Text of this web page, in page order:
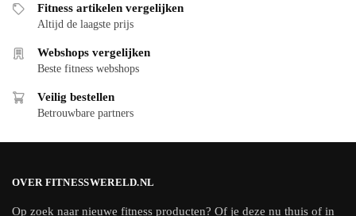
Fitness artikelen vergelijken
Altijd de laagste prijs
Webshops vergelijken
Beste fitness webshops
Veilig bestellen
Betrouwbare partners
OVER FITNESSWERELD.NL
Op zoek naar nieuwe fitness producten? Of je deze nu thuis of in